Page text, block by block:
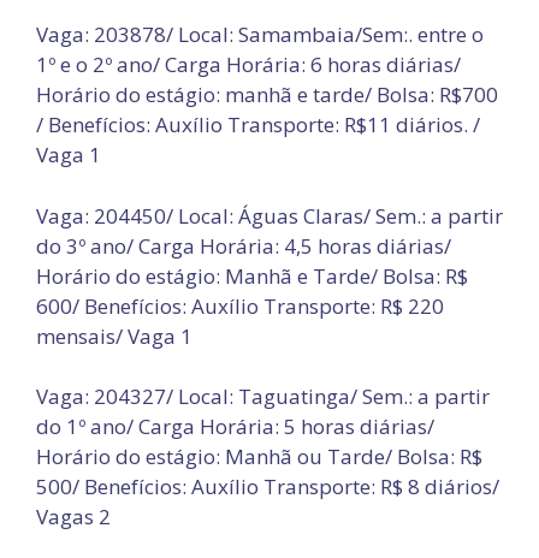
Vaga: 203878/ Local: Samambaia/Sem:. entre o
1º e o 2º ano/ Carga Horária: 6 horas diárias/
Horário do estágio: manhã e tarde/ Bolsa: R$700
/ Benefícios: Auxílio Transporte: R$11 diários. /
Vaga 1
Vaga: 204450/ Local: Águas Claras/ Sem.: a partir
do 3º ano/ Carga Horária: 4,5 horas diárias/
Horário do estágio: Manhã e Tarde/ Bolsa: R$
600/ Benefícios: Auxílio Transporte: R$ 220
mensais/ Vaga 1
Vaga: 204327/ Local: Taguatinga/ Sem.: a partir
do 1º ano/ Carga Horária: 5 horas diárias/
Horário do estágio: Manhã ou Tarde/ Bolsa: R$
500/ Benefícios: Auxílio Transporte: R$ 8 diários/
Vagas 2